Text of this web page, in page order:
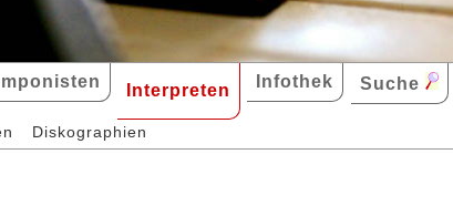
Interpreten Infothek Suche
Diskographien